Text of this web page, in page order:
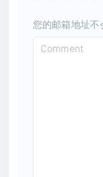
您的邮箱地址不